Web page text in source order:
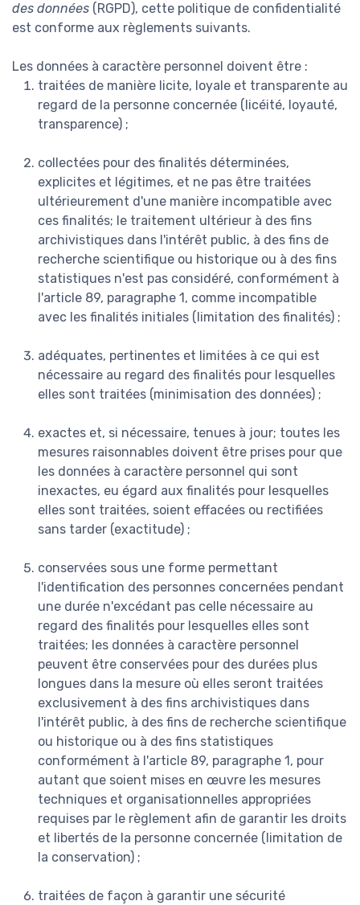
des données (RGPD), cette politique de confidentialité
est conforme aux règlements suivants.
Les données à caractère personnel doivent être :
traitées de manière licite, loyale et transparente au
regard de la personne concernée (licéité, loyauté,
transparence) ;
collectées pour des finalités déterminées,
explicites et légitimes, et ne pas être traitées
ultérieurement d'une manière incompatible avec
ces finalités; le traitement ultérieur à des fins
archivistiques dans l'intérêt public, à des fins de
recherche scientifique ou historique ou à des fins
statistiques n'est pas considéré, conformément à
l'article 89, paragraphe 1, comme incompatible
avec les finalités initiales (limitation des finalités) ;
adéquates, pertinentes et limitées à ce qui est
nécessaire au regard des finalités pour lesquelles
elles sont traitées (minimisation des données) ;
exactes et, si nécessaire, tenues à jour; toutes les
mesures raisonnables doivent être prises pour que
les données à caractère personnel qui sont
inexactes, eu égard aux finalités pour lesquelles
elles sont traitées, soient effacées ou rectifiées
sans tarder (exactitude) ;
conservées sous une forme permettant
l'identification des personnes concernées pendant
une durée n'excédant pas celle nécessaire au
regard des finalités pour lesquelles elles sont
traitées; les données à caractère personnel
peuvent être conservées pour des durées plus
longues dans la mesure où elles seront traitées
exclusivement à des fins archivistiques dans
l'intérêt public, à des fins de recherche scientifique
ou historique ou à des fins statistiques
conformément à l'article 89, paragraphe 1, pour
autant que soient mises en œuvre les mesures
techniques et organisationnelles appropriées
requises par le règlement afin de garantir les droits
et libertés de la personne concernée (limitation de
la conservation) ;
traitées de façon à garantir une sécurité